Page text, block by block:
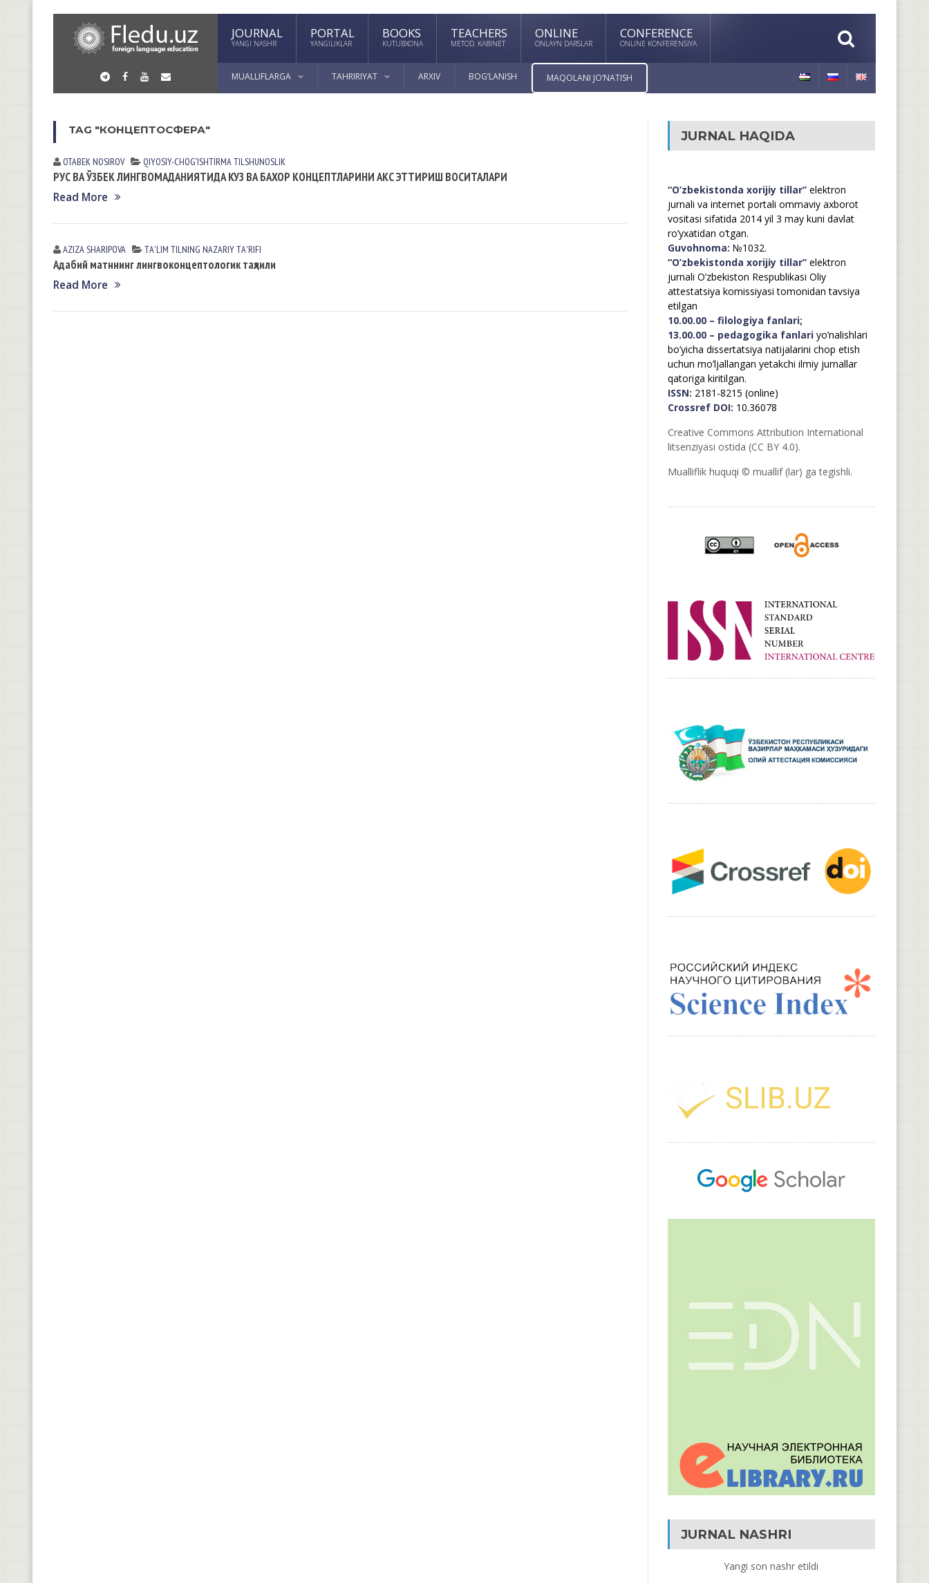
JOURNAL
YANGI NASHR
PORTAL
YANGILIKLAR
BOOKS
KUTUBXONA
TEACHERS
METOD. KABINET
ONLINE
ONLAYN DARSLAR
CONFERENCE
ONLINE KONFERENSIYA
MUALLIFLARGA TAHRIRIYAT ARXIV BOG’LANISH MAQOLANI JO’NATISH
TAG "КОНЦЕПТОСФЕРА"
OTABEK NOSIROV QIYOSIY-CHOG‘ISHTIRMA TILSHUNOSLIK
РУС ВА ЎЗБЕК ЛИНГВОМАДАНИЯТИДА КУЗ ВА БАХОР КОНЦЕПТЛАРИНИ АКС ЭТТИРИШ ВОСИТАЛАРИ
Read More
AZIZA SHARIPOVA TА'LIM TILNING NАZАRIY TА'RIFI
Адабий матннинг лингвоконцептологик таҳлили
Read More
JURNAL HAQIDA
“O’zbekistonda xorijiy tillar”elektron
jurnali va internet portali ommaviy axborot
vositasi sifatida 2014 yil 3 may kuni davlat
ro’yxatidan o’tgan.
Guvohnoma: №1032.
“O’zbekistonda xorijiy tillar”elektron
jurnali O’zbekiston Respublikasi Oliy
attestatsiya komissiyasi tomonidan tavsiya
etilgan
10.00.00 – filologiya fanlari;
13.00.00 – pedagogika fanlariyo’nalishlari
bo’yicha dissertatsiya natijalarini chop etish
uchun mo’ljallangan yetakchi ilmiy jurnallar
qatoriga kiritilgan.
ISSN: 2181-8215 (online)
Crossref DOI: 10.36078
Creative Commons Attribution International
litsenziyasi ostida (CC BY 4.0).
Mualliflik huquqi © muallif (lar) ga tegishli.
JURNAL NASHRI
Yangi son nashr etildi